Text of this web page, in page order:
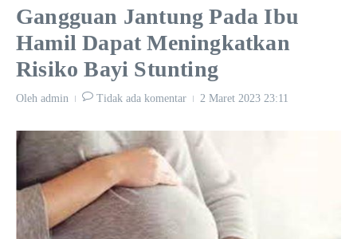
Gangguan Jantung Pada Ibu
Hamil Dapat Meningkatkan
Risiko Bayi Stunting
Oleh admin Tidak ada komentar 2 Maret 2023 23:11